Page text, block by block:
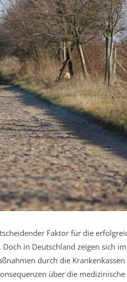
Faktor für die
in Deutschland zeigen sich
durch die Krankenkassen
über die medizinische